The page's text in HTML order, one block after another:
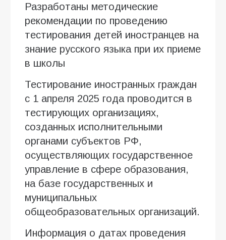
Разработаны методические
рекомендации по проведению
тестирования детей иностранцев на
знание русского языка при их приеме
в школы
Тестирование иностранных граждан
с 1 апреля 2025 года проводится в
тестирующих организациях,
созданных исполнительными
органами субъектов РФ,
осуществляющих государственное
управление в сфере образования,
на базе государственных и
муниципальных
общеобразовательных организаций.
Информация о датах проведения